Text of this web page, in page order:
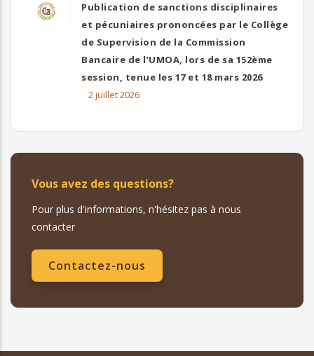
Publication de sanctions disciplinaires
et pécuniaires prononcées par le Collège
de Supervision de la Commission
Bancaire de l’UMOA, lors de sa 152ème
session, tenue les 17 et 18 mars 2026
2 juillet 2026
Vous avez des questions?
Pour plus d'informations, n'hésitez pas à nous
contacter
Contactez-nous